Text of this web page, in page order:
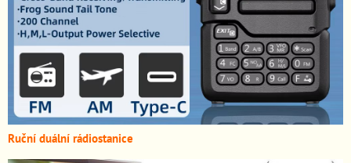
Ruční duální rádiostanice